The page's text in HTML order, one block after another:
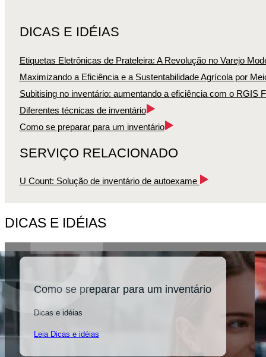
DICAS E IDÉIAS
Etiquetas Eletrônicas de Prateleira: A Revolução no Varejo
Maximizando a Eficiência e a Sustentabilidade Agrícola por
Subitising no inventário: aumentando a eficiência com o RGIS
Diferentes técnicas de inventário
Como se preparar para um inventário
SERVIÇO RELACIONADO
U Count: Solução de inventário de autoexame
DICAS E IDÉIAS
Como se preparar para um inventário
Dicas e idéias
Leia Dicas e idéias